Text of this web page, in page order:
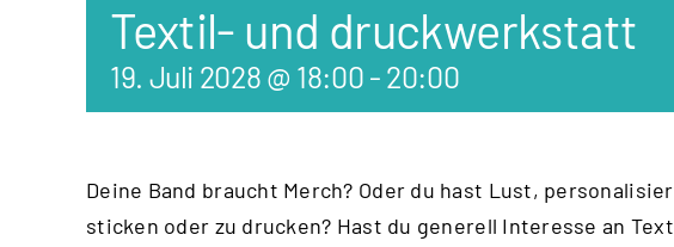
Textil- und druckwerkstatt
19. Juli 2028 @ 18:00 - 20:00
Deine Band braucht Merch? Oder du hast Lust,
sticken oder zu drucken? Hast du generell Interesse an